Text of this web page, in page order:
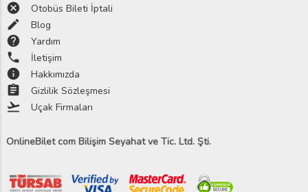
cancel Otobüs Bileti İptali
edit Blog
help Yardım
phone İletişim
info Hakkımızda
assignment Gizlilik Sözleşmesi
flight_takeoff Uçak Firmaları
OnlineBilet com Bilişim Seyahat ve Tic. Ltd. Şti.